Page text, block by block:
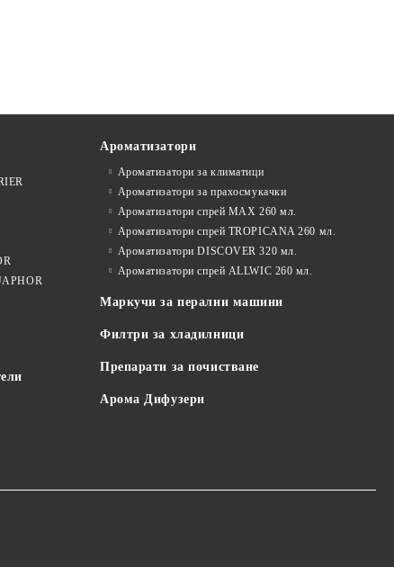
Ароматизатори
Ароматизатори за климатици
Ароматизатори за прахосмукачки
Ароматизатори спрей MAX 260 мл.
Ароматизатори спрей TROPICANA 260 мл.
Ароматизатори DISCOVER 320 мл.
Ароматизатори спрей ALLWIC 260 мл.
Маркучи за перални машини
Филтри за хладилници
Препарати за почистване
Арома Дифузери